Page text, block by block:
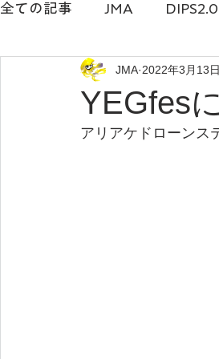
全ての記事 JMA DIPS2.0
DRONESTATION 白石麻
橋本勇希 ドローン免許
YEGfes
JMA 2022年3月13日
アリアケドローンス